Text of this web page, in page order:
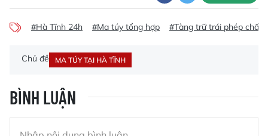
#Hà Tĩnh 24h #Ma túy tổng hợp #Tàng trữ trái phép chất
Chủ đề MA TÚY TẠI HÀ TĨNH
BÌNH LUẬN